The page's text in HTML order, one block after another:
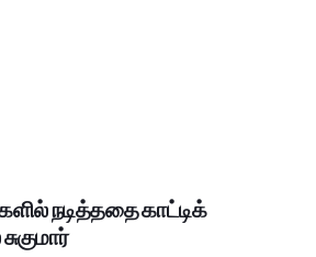
நடித்ததை காட்டிக்